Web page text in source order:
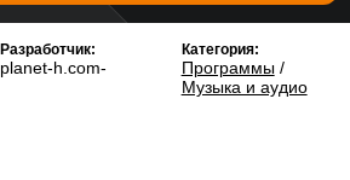
Разработчик:
planet-h.com-
Категория:
Программы/
Музыка и аудио